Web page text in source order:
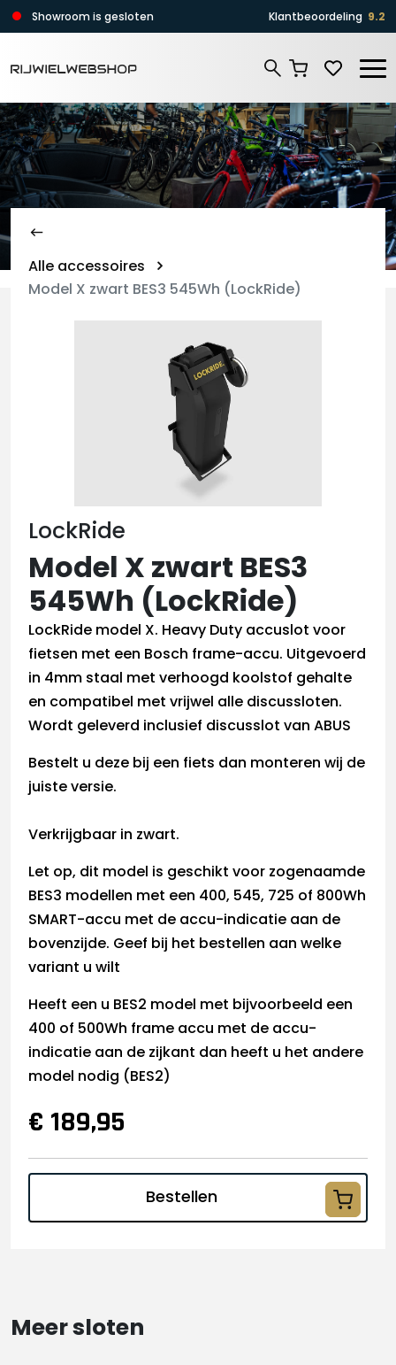
Zoeken
Showroom is gesloten Klantbeoordeling 9.2
Alle accessoires
Model X zwart BES3 545Wh (LockRide)
LockRide
Model X zwart BES3
545Wh (LockRide)
LockRide model X. Heavy Duty accuslot voor
fietsen met een Bosch frame-accu. Uitgevoerd
in 4mm staal met verhoogd koolstof gehalte
en compatibel met vrijwel alle discussloten.
Wordt geleverd inclusief discusslot van ABUS
Bestelt u deze bij een fiets dan monteren wij de
juiste versie.
Verkrijgbaar in zwart.
Let op, dit model is geschikt voor zogenaamde
BES3 modellen met een 400, 545, 725 of 800Wh
SMART-accu met de accu-indicatie aan de
bovenzijde. Geef bij het bestellen aan welke
variant u wilt
Heeft een u BES2 model met bijvoorbeeld een
400 of 500Wh frame accu met de accu-
indicatie aan de zijkant dan heeft u het andere
model nodig (BES2)
€ 189,95
Bestellen
Meer sloten